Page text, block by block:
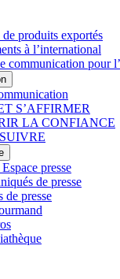
de produits exportés
à l’international
communication pour
S’AFFIRMER
LA CONFIANCE
presse
de presse
de presse